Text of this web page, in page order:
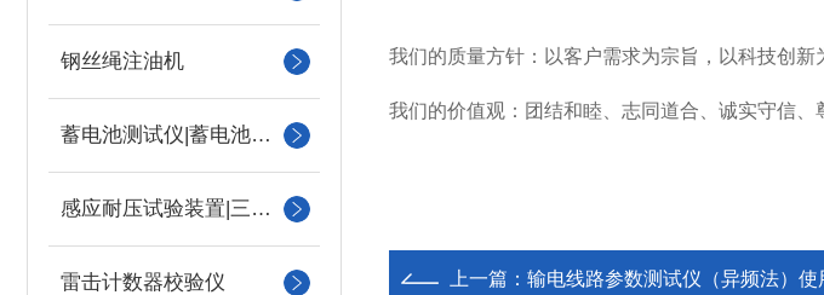
钢丝绳注油机
蓄电池测试仪|蓄电池充放电测试仪
感应耐压试验装置|三倍频
雷击计数器校验仪
我们的质量方针：以客户需求为宗旨，以科技创
我们的价值观：团结和睦、志同道合、诚实守信、
上一篇： 输电线路参数测试仪（异频法）使